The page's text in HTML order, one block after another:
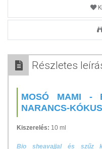
Részletes
MOSÓ MAMI -
NARANCS-
Kiszerelés: 10 ml
Bio sheavajjal és szűz